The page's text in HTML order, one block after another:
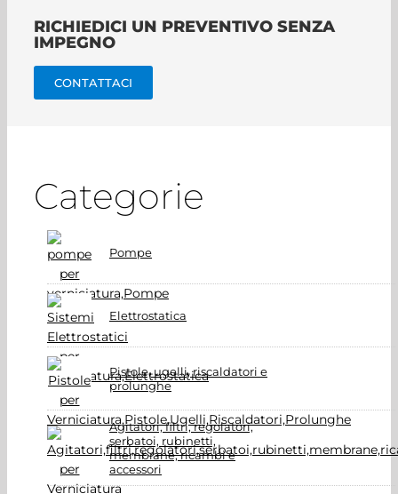
RICHIEDICI UN PREVENTIVO SENZA
IMPEGNO
CONTATTACI
Categorie
Pompe
Elettrostatica
Pistole, ugelli, riscaldatori e
prolunghe
Agitatori, filtri, regolatori,
serbatoi, rubinetti,
membrane, ricambi e
accessori